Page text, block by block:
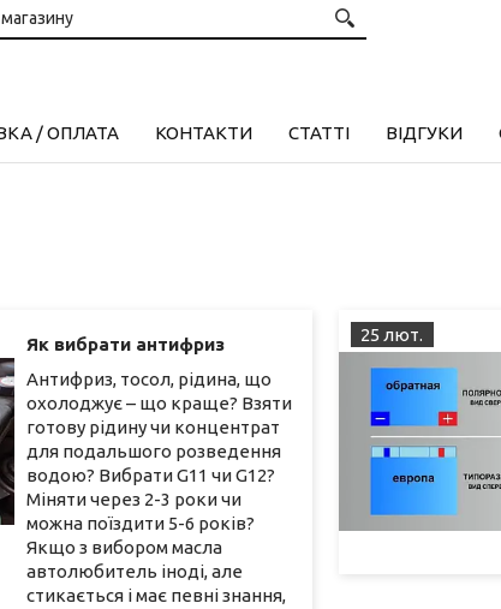
/ ОПЛАТА КОНТАКТИ СТАТТІ ВІДГУКИ
Як вибрати антифриз
Антифриз, тосол, рідина, що
охолоджує – що краще? Взяти
готову рідину чи концентрат
для подальшого розведення
водою? Вибрати G11 чи G12?
Міняти через 2-3 роки чи
можна поїздити 5-6 років?
Якщо з вибором масла
автолюбитель іноді, але
стикається і має певні знання,
25 лют.